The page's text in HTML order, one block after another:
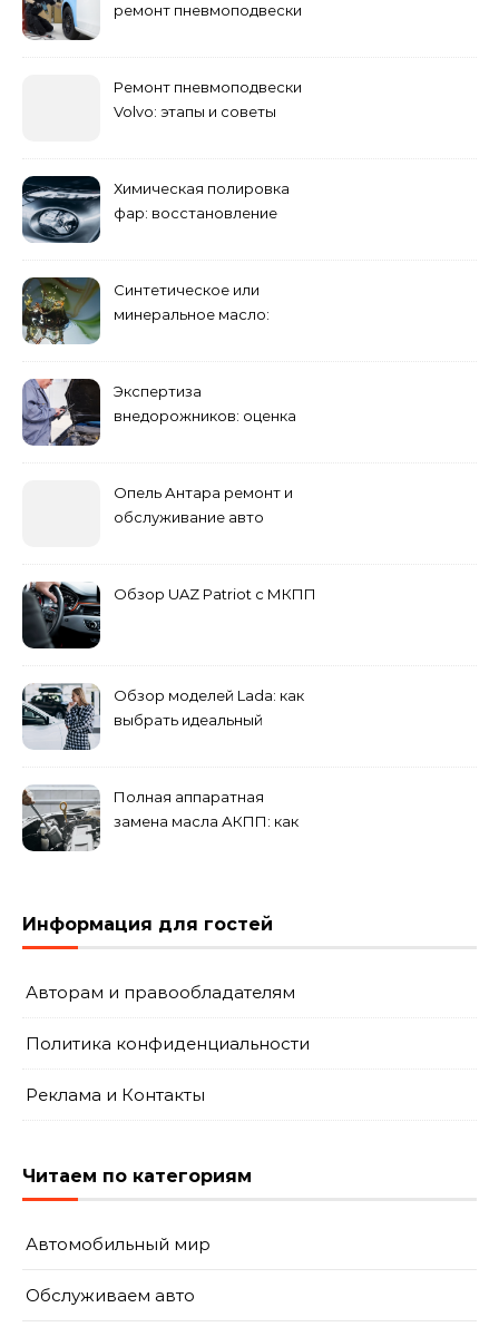
ремонт пневмоподвески
Ремонт пневмоподвески
Volvo: этапы и советы
Химическая полировка
фар: восстановление
Синтетическое или
минеральное масло:
Экспертиза
внедорожников: оценка
Опель Антара ремонт и
обслуживание авто
Обзор UAZ Patriot с МКПП
Обзор моделей Lada: как
выбрать идеальный
Полная аппаратная
замена масла АКПП: как
Информация для гостей
Авторам и правообладателям
Политика конфиденциальности
Реклама и Контакты
Читаем по категориям
Автомобильный мир
Обслуживаем авто